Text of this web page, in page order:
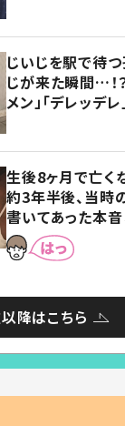
じいじを駅で待
じが来た瞬間…！
メン」「デレッデレ
生後8ヶ月で亡く
約3年半後、当時
書いてあった本音
降はこちら